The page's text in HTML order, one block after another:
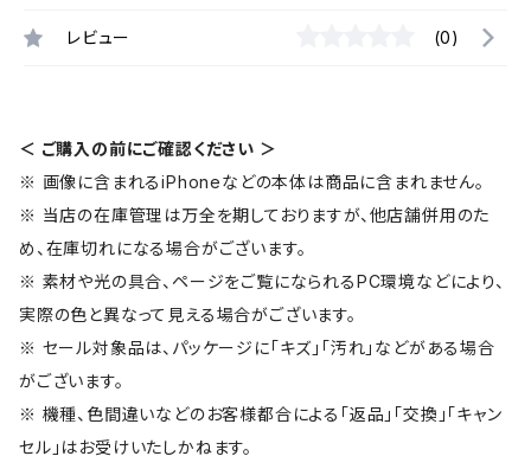
レビュー (0)
＜ ご購入の前にご確認ください ＞
※ 画像に含まれるiPhoneなどの本体は商品に含まれません。
※ 当店の在庫管理は万全を期しておりますが、他店舗併用のた
め、在庫切れになる場合がございます。
※ 素材や光の具合、ページをご覧になられるPC環境などにより、
実際の色と異なって見える場合がございます。
※ セール対象品は、パッケージに「キズ」「汚れ」などがある場合
がございます。
※ 機種、色間違いなどのお客様都合による「返品」「交換」「キャン
セル」はお受けいたしかねます。